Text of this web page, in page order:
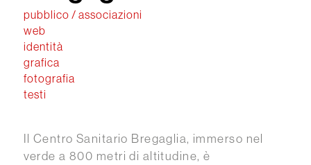
pubblico / associazioni
web
identità
grafica
fotografia
testi
Il Centro Sanitario Bregaglia, immerso nel
verde a 800 metri di altitudine, è